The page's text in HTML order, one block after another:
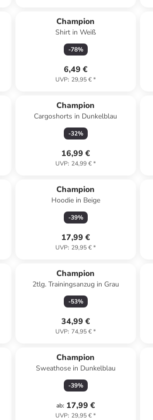
Champion
Shirt in Weiß
-78%
6,49 €
UVP: 29,95 €*
Champion
Cargoshorts in Dunkelblau
-32%
16,99 €
UVP: 24,99 €*
Champion
Hoodie in Beige
-39%
17,99 €
UVP: 29,95 €*
Champion
2tlg. Trainingsanzug in Grau
-53%
34,99 €
UVP: 74,95 €*
Champion
Sweathose in Dunkelblau
-39%
ab: 17,99 €
UVP: 29,95 €*